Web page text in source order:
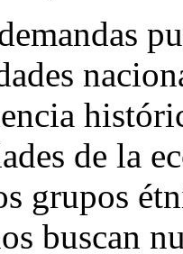
de la
grupos
buscan